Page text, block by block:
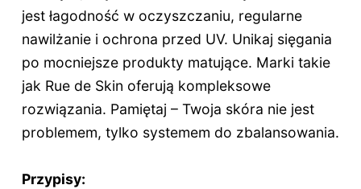
jest łagodność w oczyszczaniu, regularne
nawilżanie i ochrona przed UV. Unikaj sięgania
po mocniejsze produkty matujące. Marki takie
jak Rue de Skin oferują kompleksowe
rozwiązania. Pamiętaj – Twoja skóra nie jest
problemem, tylko systemem do zbalansowania.
Przypisy: